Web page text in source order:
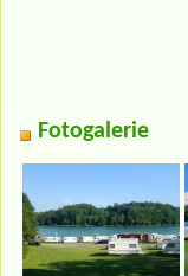
Fotogalerie